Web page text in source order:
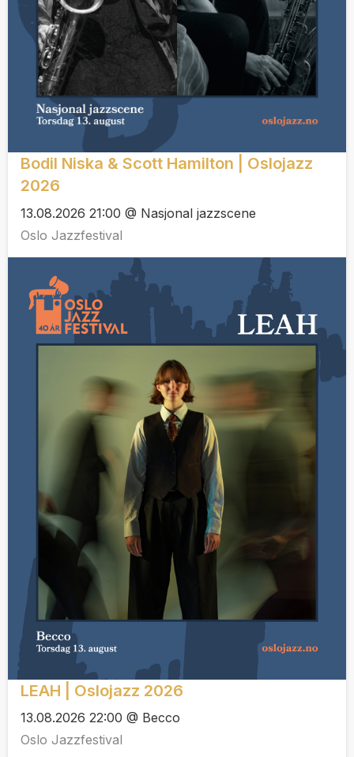
Bodil Niska & Scott Hamilton | Oslojazz
2026
13.08.2026 21:00 @ Nasjonal jazzscene
Oslo Jazzfestival
LEAH | Oslojazz 2026
13.08.2026 22:00 @ Becco
Oslo Jazzfestival